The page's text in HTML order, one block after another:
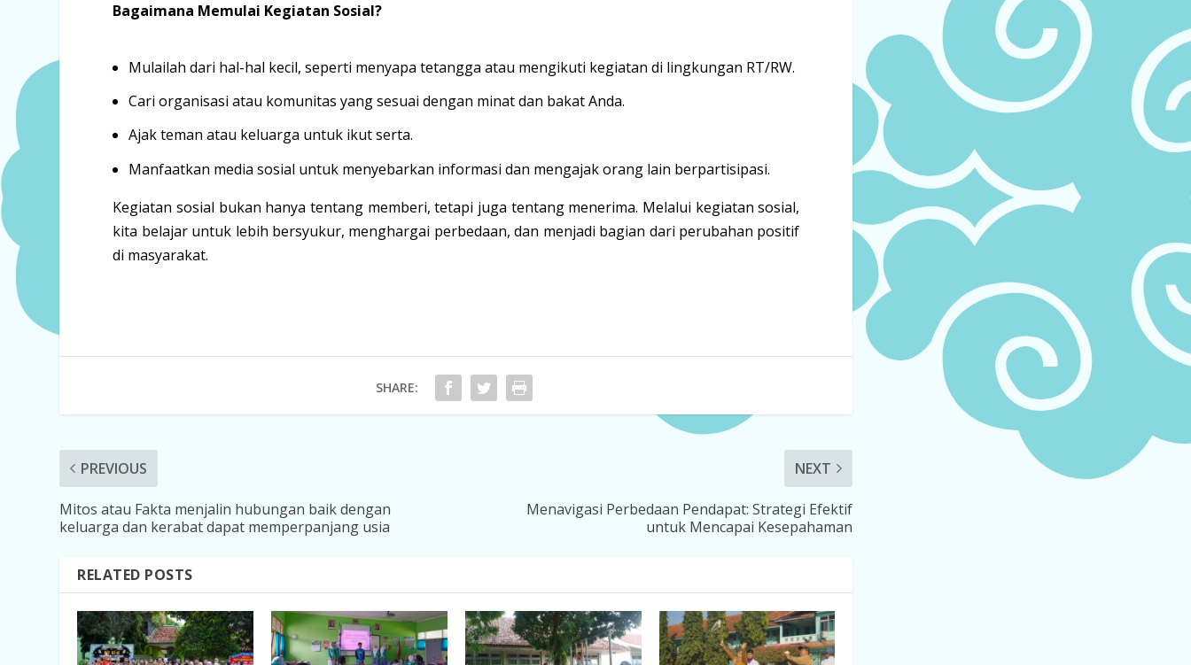
Bagaimana Memulai Kegiatan Sosial?
Mulailah dari hal-hal kecil, seperti menyapa tetangga atau mengikuti kegiatan di lingkungan RT/RW.
Cari organisasi atau komunitas yang sesuai dengan minat dan bakat Anda.
Ajak teman atau keluarga untuk ikut serta.
Manfaatkan media sosial untuk menyebarkan informasi dan mengajak orang lain berpartisipasi.
Kegiatan sosial bukan hanya tentang memberi, tetapi juga tentang menerima. Melalui kegiatan sosial,
kita belajar untuk lebih bersyukur, menghargai perbedaan, dan menjadi bagian dari perubahan positif
di masyarakat.
SHARE:
PREVIOUS
Mitos atau Fakta menjalin hubungan baik dengan
keluarga dan kerabat dapat memperpanjang usia
NEXT
Menavigasi Perbedaan Pendapat: Strategi Efektif
untuk Mencapai Kesepahaman
RELATED POSTS